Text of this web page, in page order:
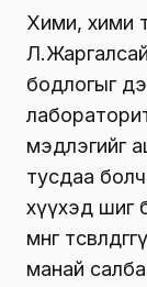
Хими, хими
бодлогыг
мэдлэгийг
тусдаа
хүүхэд шиг
мөнгө
манай